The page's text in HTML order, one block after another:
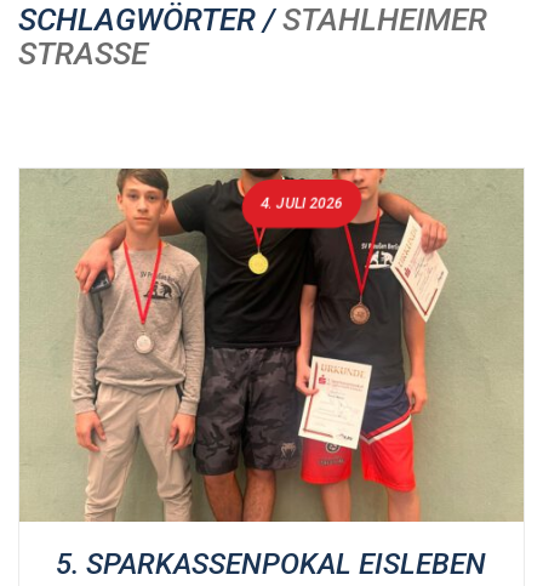
SCHLAGWÖRTER /STAHLHEIMER
STRASSE
5. SPARKASSENPOKAL EISLEBEN
4. JULI 2026